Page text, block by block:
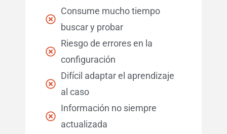
Consume mucho tiempo
buscar y probar
Riesgo de errores en la
configuración
Difícil adaptar el aprendizaje
al caso
Información no siempre
actualizada